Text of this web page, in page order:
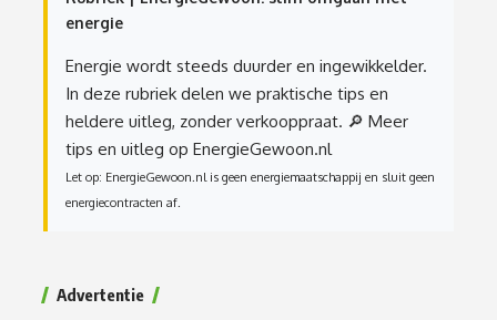
energie
Energie wordt steeds duurder en ingewikkelder.
In deze rubriek delen we praktische tips en
heldere uitleg, zonder verkooppraat. 🔎 Meer
tips en uitleg op EnergieGewoon.nl
Let op: EnergieGewoon.nl is geen energiemaatschappij en sluit geen
energiecontracten af.
Advertentie